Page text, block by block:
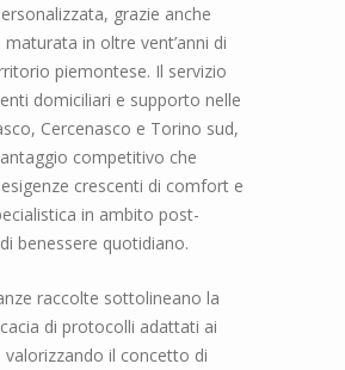
grazie anche
maturata in oltre vent’anni di
piemontese. Il servizio
domiciliari e supporto nelle
Cercenasco e Torino sud,
competitivo che
crescenti di comfort e
in ambito post-
benessere quotidiano.
raccolte sottolineano la
di protocolli adattati ai
valorizzando il concetto di